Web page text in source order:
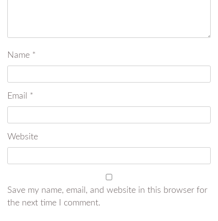
Name *
Email *
Website
Save my name, email, and website in this browser for
the next time I comment.